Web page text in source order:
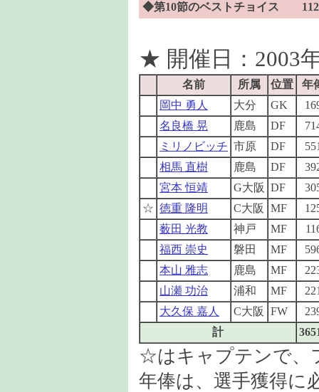
◆第10節のベストチョイス
★ 開催日：2003
名前 所属 位置
年
岡中 勇人
大分 GK
名良橋 晃
鹿島 DF
ミリノビッチ 市原 DF
相馬 直樹
鹿島 DF
宮本 恒靖
G大阪 DF
☆ 徳重 隆明 C大阪 MF
薮田 光教
神戸 MF
福西 崇史
磐田 MF
本山 雅志
鹿島 MF
山瀬 功治
浦和 MF
大久保 嘉人
C大阪 FW
計
☆はキャプテンで、
年俸は、選手獲得に